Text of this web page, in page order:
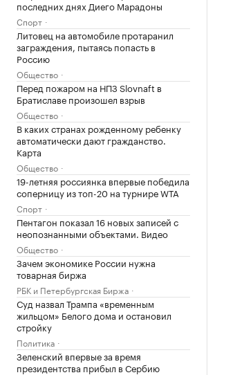
последних днях Диего Марадоны
Спорт
Литовец на автомобиле протаранил
заграждения, пытаясь попасть в
Россию
Общество
Перед пожаром на НПЗ Slovnaft в
Братиславе произошел взрыв
Общество
В каких странах рожденному ребенку
автоматически дают гражданство.
Карта
Общество
19-летняя россиянка впервые победила
соперницу из топ-20 на турнире WTA
Спорт
Пентагон показал 16 новых записей с
неопознанными объектами. Видео
Общество
Зачем экономике России нужна
товарная биржа
РБК и Петербургская Биржа
Суд назвал Трампа «временным
жильцом» Белого дома и остановил
стройку
Политика
Зеленский впервые за время
президентства прибыл в Сербию